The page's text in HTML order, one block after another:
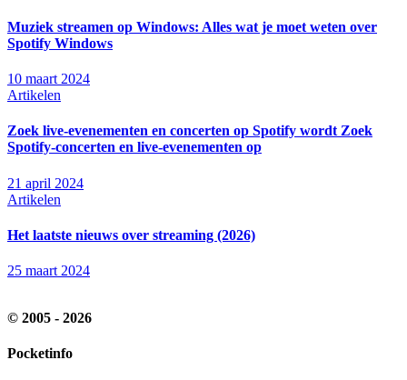
Muziek streamen op Windows: Alles wat je moet weten over
Spotify Windows
10 maart 2024
Artikelen
Zoek live-evenementen en concerten op Spotify wordt Zoek
Spotify-concerten en live-evenementen op
21 april 2024
Artikelen
Het laatste nieuws over streaming (2026)
25 maart 2024
© 2005 - 2026
Pocketinfo